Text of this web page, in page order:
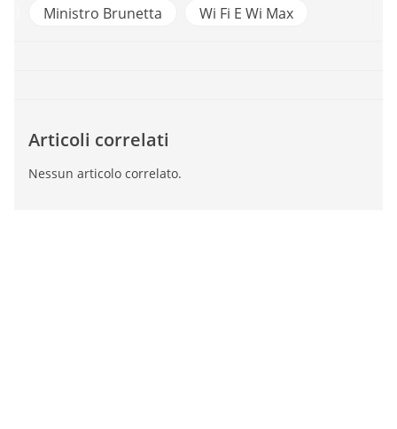
Ministro Brunetta Wi Fi E Wi Max
Articoli correlati
Nessun articolo correlato.